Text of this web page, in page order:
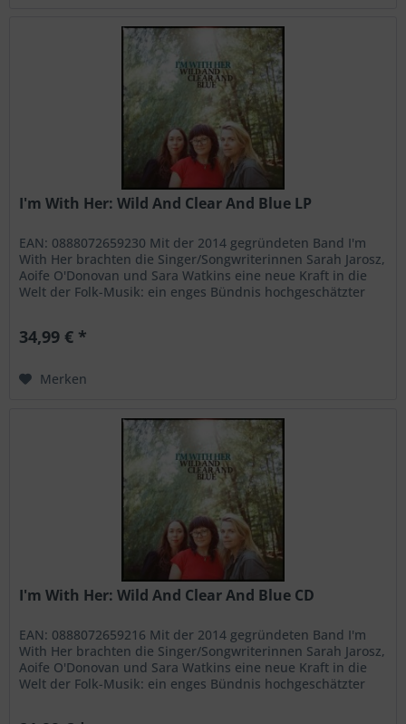
I'm With Her: Wild And Clear And Blue LP
EAN: 0888072659230 Mit der 2014 gegründeten Band I'm
With Her brachten die Singer/Songwriterinnen Sarah Jarosz,
Aoife O'Donovan und Sara Watkins eine neue Kraft in die
Welt der Folk-Musik: ein enges Bündnis hochgeschätzter
34,99 € *
Merken
I'm With Her: Wild And Clear And Blue CD
EAN: 0888072659216 Mit der 2014 gegründeten Band I'm
With Her brachten die Singer/Songwriterinnen Sarah Jarosz,
Aoife O'Donovan und Sara Watkins eine neue Kraft in die
Welt der Folk-Musik: ein enges Bündnis hochgeschätzter